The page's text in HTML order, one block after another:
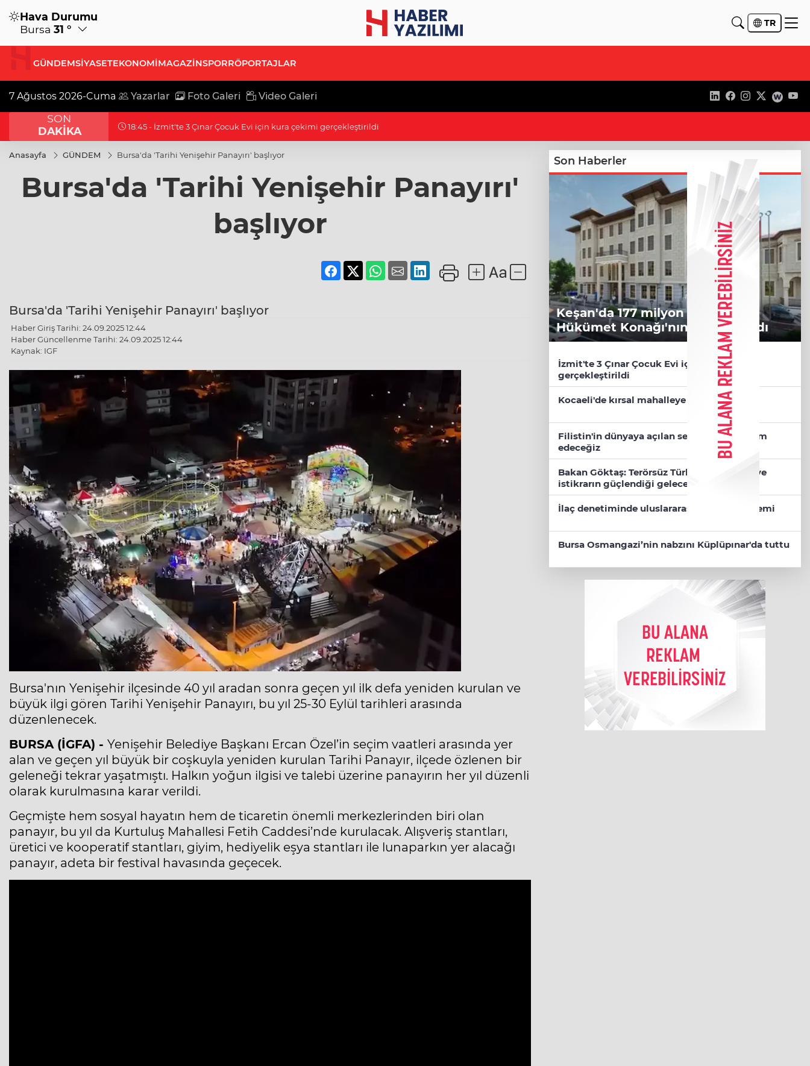
Hava Durumu
Bursa 31 ° TR
GÜNDEMSİYASETEKONOMİMAGAZİNSPORRÖPORTAJLAR
7 Ağustos 2026-Cuma Yazarlar Foto Galeri Video Galeri
SON
DAKİKA
18:45 - İzmit'te 3 Çınar Çocuk Evi için kura çekimi gerçekleştirildi
Anasayfa GÜNDEM Bursa'da 'Tarihi Yenişehir Panayırı' başlıyor
Bursa'da 'Tarihi Yenişehir Panayırı'
başlıyor
Bursa'da 'Tarihi Yenişehir Panayırı' başlıyor
Haber Giriş Tarihi: 24.09.2025 12:44
Haber Güncellenme Tarihi: 24.09.2025 12:44
Kaynak: IGF
Bursa'nın Yenişehir ilçesinde 40 yıl aradan sonra geçen yıl ilk defa yeniden kurulan ve
büyük ilgi gören Tarihi Yenişehir Panayırı, bu yıl 25-30 Eylül tarihleri arasında
düzenlenecek.
BURSA (İGFA) - Yenişehir Belediye Başkanı Ercan Özel’in seçim vaatleri arasında yer
alan ve geçen yıl büyük bir coşkuyla yeniden kurulan Tarihi Panayır, ilçede özlenen bir
geleneği tekrar yaşatmıştı. Halkın yoğun ilgisi ve talebi üzerine panayırın her yıl düzenli
olarak kurulmasına karar verildi.
Geçmişte hem sosyal hayatın hem de ticaretin önemli merkezlerinden biri olan
panayır, bu yıl da Kurtuluş Mahallesi Fetih Caddesi’nde kurulacak. Alışveriş stantları,
üretici ve kooperatif stantları, giyim, hediyelik eşya stantları ile lunaparkın yer alacağı
panayır, adeta bir festival havasında geçecek.
Son Haberler
Keşan'da 177 milyon liralık yeni
Hükümet Konağı'nın temeli atıldı
İzmit'te 3 Çınar Çocuk Evi için kura çekimi
gerçekleştirildi
Kocaeli'de kırsal mahalleye modern yol
Filistin'in dünyaya açılan sesi olmaya devam
edeceğiz
Bakan Göktaş: Terörsüz Türkiye ile barışın ve
istikrarın güçlendiği gelecek hedefliyoruz
İlaç denetiminde uluslararası standart dönemi
Bursa Osmangazi’nin nabzını Küplüpınar'da tuttu